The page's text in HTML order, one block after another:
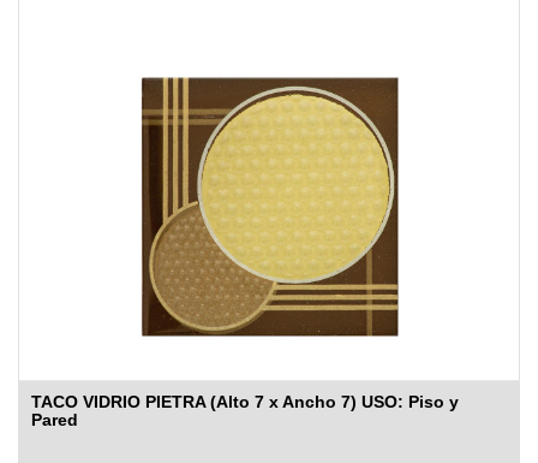
TACO VIDRIO PIETRA (Alto 7 x Ancho 7) USO: Piso y
Pared